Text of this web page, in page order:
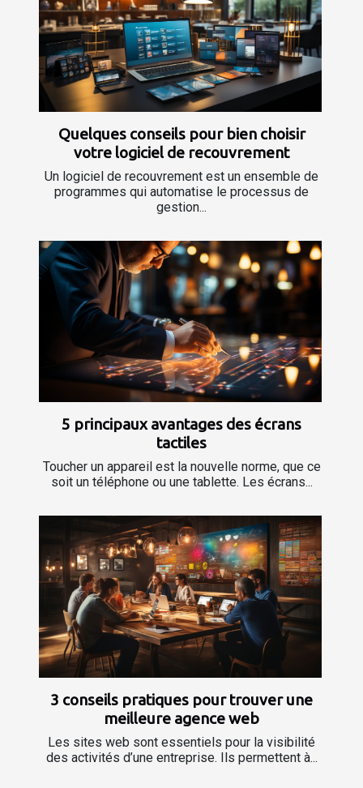
Quelques conseils pour bien choisir
votre logiciel de recouvrement
Un logiciel de recouvrement est un ensemble de
programmes qui automatise le processus de
gestion...
5 principaux avantages des écrans
tactiles
Toucher un appareil est la nouvelle norme, que ce
soit un téléphone ou une tablette. Les écrans...
3 conseils pratiques pour trouver une
meilleure agence web
Les sites web sont essentiels pour la visibilité
des activités d’une entreprise. Ils permettent à...